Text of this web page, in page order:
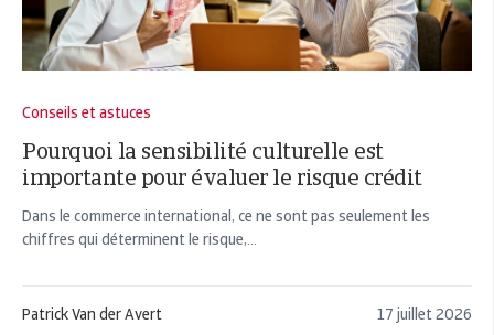
Conseils et astuces
Pourquoi la sensibilité culturelle est
importante pour évaluer le risque crédit
Dans le commerce international, ce ne sont pas seulement les
chiffres qui déterminent le risque,...
Patrick Van der Avert 17 juillet 2026